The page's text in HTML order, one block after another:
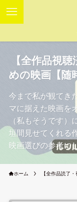
【全作品視
めの映画【随
今まで私が観てき
マに据えた映画を
（私もそうです
垣間見せてくれる
映画選びの参考に
ホーム 【全作品読了